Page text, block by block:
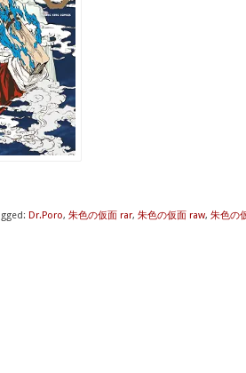
Dr.Poro, 朱色の仮面 rar, 朱色の仮面 raw, 朱色の